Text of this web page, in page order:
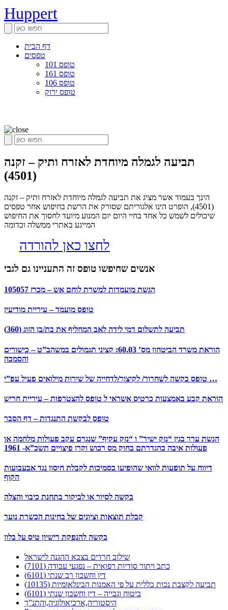
Huppert
דף הבית
טפסים
טופס 101
טופס 161
טופס 106
טופס ירוק
תביעה לגמלה מיוחדת לאזרח ותיק – זקנה
(4501)
הינך בעמוד אשר מציג את תביעה לגמלה מיוחדת לאזרח ותיק – זקנה
(4501), הופרט הינו אלגוריתם שסורק את הרשת בחיפוש אחר טפסים
שיכולים לשמש כל אחד בחיי היום יום המנוע מיועד לחסוך את החיפוש
המייגע באתרי ממשלה וכדומה
לחצו כאן להורדה
אנשים שחיפשו טופס זה התעניינו גם לגבי
הגשת מועמדות למשרת לוחם אש – מכרז 105057
טופס מועמד – עיריית מודיעין
תביעה לתשלום דמי לידה לאב המחליף את בת/בן הזוג (360)
הוראת משרד הביטחון מס’ 60.03: קציני תגמולים במשהב”ט – כישורים
והסמכה
טופס בקשה לשחרור/ לקיצור/לדחייה של שירות מילואים פעיל עפ”י …
הוראת קבע באמצעות כרטיס אשראי ל טופס להצטרפות – עיריית חריש
טופס לבקשת התנגדות – דף הסבר
הגשת ערר בגין “נזק ישיר” ו “נזק עקיף” שנגרם עקב פעולות מלחמה או
פעולות איבה כהגדרתם בחוק מס רכוש וקרן פיצויים תשכ”א- 1961
דיווח על תופעות לוואי שהופיעו בסמיכות לקבלת חיסון נגד אבעבועות
הקוף
בקשה לסיור או לביקור בתחנת כיבוי והצלה
קבלת תוצאות וציונים של בחינות הכשרת נוער
בקשה להנפקת רישיון טיס על בלון
שילוב חרדים בצבא ההגנה לישראל
כתב ויתור סודיות רפואית – נפגעי עבודה (7101)
דין וחשבון רב שנתי (6101)
תביעה לקצבת נכות כללית על פי האמנות הבינלאומיות (10135)
ביטוח וגבייה – דין וחשבון שנתי (6101)
היסטוריה,ארכיאולוגיה,והתנ”ך